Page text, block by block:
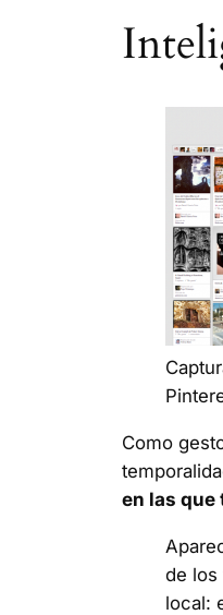
Como
en las que
de los
local: